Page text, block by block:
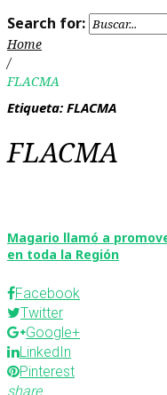
Search for:
Home
/
FLACMA
Etiqueta: FLACMA
FLACMA
Magario llamó a
en toda la Región
Facebook
Twitter
Google+
LinkedIn
Pinterest
share